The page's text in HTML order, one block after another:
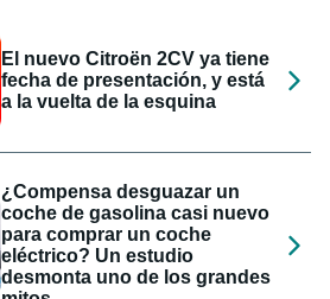
El nuevo Citroën 2CV ya tiene
fecha de presentación, y está
a la vuelta de la esquina
¿Compensa desguazar un
coche de gasolina casi nuevo
para comprar un coche
eléctrico? Un estudio
desmonta uno de los grandes